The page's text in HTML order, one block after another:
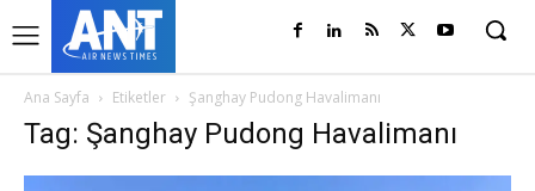
Ana Sayfa Etiketler Şanghay Pudong Havalimanı
Tag: Şanghay Pudong Havalimanı